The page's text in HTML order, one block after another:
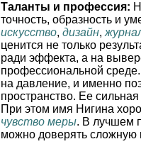
Таланты и профессия:
точность, образность и
искусство, дизайн,
ценится не только
ради эффекта, а на
профессиональной
на давление, и именно
пространство. Ее
При этом имя Нигина
чувство меры. В лучшем
можно доверять сложную